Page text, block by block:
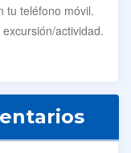
tu teléfono móvil.
actividad.